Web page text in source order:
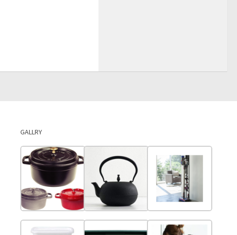
GALLRY